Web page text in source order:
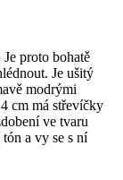
proto bohatě
Je ušitý
modrými
cm má střevíčky
ve tvaru
a vy se s ní